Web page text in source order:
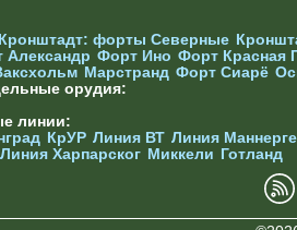
Кронштадт: форты Северные
Александр Форт Ино Форт Красная
Марстранд Форт Сиарё
орудия:
линии:
КрУР Линия ВТ Линия
Линия Харпарског Миккели
Готланд